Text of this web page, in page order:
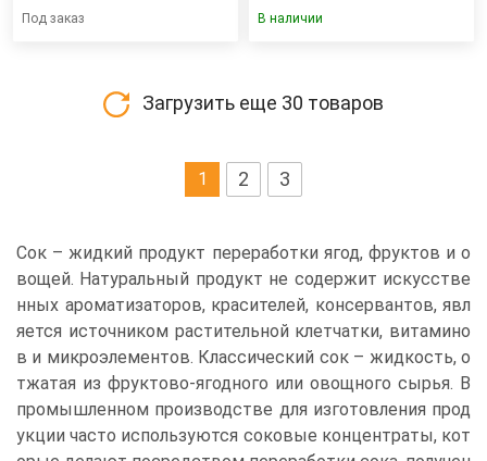
Под заказ В наличии
Загрузить еще 30 товаров
1 2 3
Сок – жидкий продукт переработки ягод, фруктов и о
вощей. Натуральный продукт не содержит искусстве
нных ароматизаторов, красителей, консервантов, явл
яется источником растительной клетчатки, витамино
в и микроэлементов. Классический сок – жидкость, о
тжатая из фруктово-ягодного или овощного сырья. В
промышленном производстве для изготовления прод
укции часто используются соковые концентраты, кот